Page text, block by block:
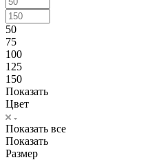
50
75
100
125
150
Показать
Цвет
Показать все
Показать
Размер